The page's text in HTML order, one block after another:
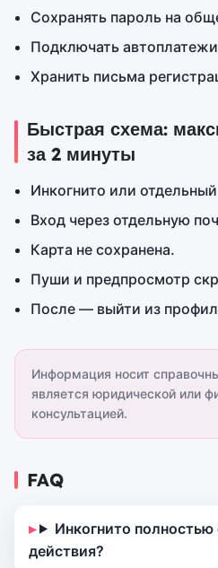
Сохранять пароль на
Подключать
Хранить письма
Быстрая схема:
за 2 минуты
Инкогнито или
Вход через отдельную
Карта не сохранена.
Пуши и предпросмотр
После — выйти из
Информация носит
является юридической или
консультацией.
FAQ
Инкогнито
действия?